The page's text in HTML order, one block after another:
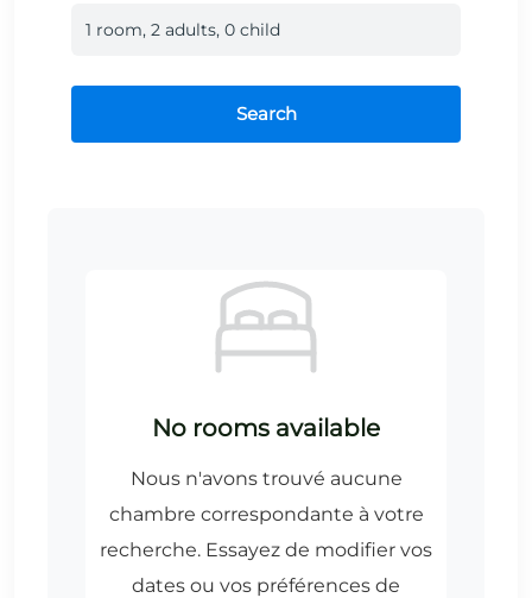
1 room, 2 adults, 0 child
Search